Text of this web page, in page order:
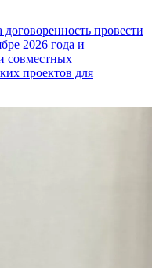
провести
2026 года и
совместных
проектов для